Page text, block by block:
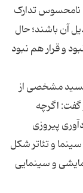
نامحسوس تدارک
آن باشند؛ حال
و قرار هم نبود
مشخصی از
گفت: اگرچه
پیروزی
سینما و تئاتر شکل
و سینمایی